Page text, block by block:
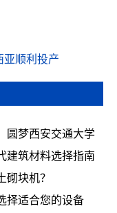
亚顺利投产
圆梦西安交通大学
建筑材料选择指南
块机？
择适合您的设备